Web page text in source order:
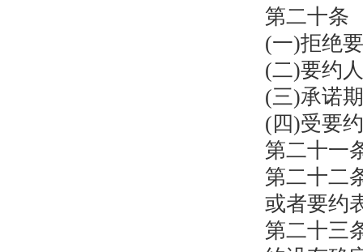
第二十条
(一)拒绝
(二)要约
(三)承诺
(四)受要
第二十一
第二十二
或者要约
第二十三